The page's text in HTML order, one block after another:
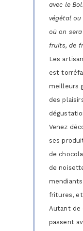
avec le
végétal
où on
fruits, de
Les
est
meilleurs
des
Venez
ses
de
de
fritures,
Autant de
passent